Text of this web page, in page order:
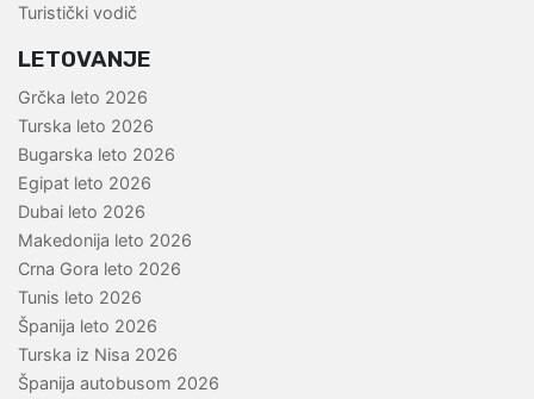
Turistički vodič
LETOVANJE
Grčka leto 2026
Turska leto 2026
Bugarska leto 2026
Egipat leto 2026
Dubai leto 2026
Makedonija leto 2026
Crna Gora leto 2026
Tunis leto 2026
Španija leto 2026
Turska iz Nisa 2026
Španija autobusom 2026